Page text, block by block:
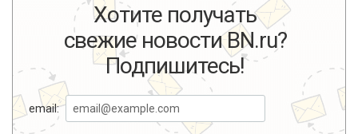
Хотите получать
свежие новости BN.ru?
Подпишитесь!
email: